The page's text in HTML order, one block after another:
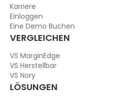
Karriere
Einloggen
Eine Demo Buchen
VERGLEICHEN
VS MarginEdge
VS Herstellbar
VS Nory
LÖSUNGEN